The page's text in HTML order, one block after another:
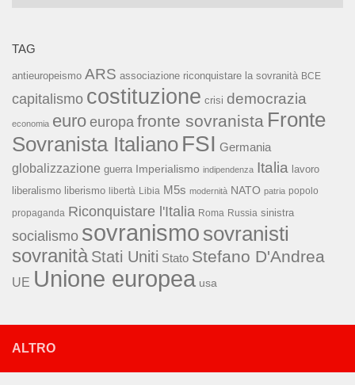
TAG
antieuropeismo ARS associazione riconquistare la sovranità BCE
capitalismo costituzione crisi democrazia
economia euro europa fronte sovranista Fronte
Sovranista Italiano FSI Germania
globalizzazione guerra Imperialismo indipendenza Italia lavoro
liberalismo liberismo libertà Libia M5s modernità NATO patria popolo
propaganda Riconquistare l'Italia Roma Russia sinistra
socialismo sovranismo sovranisti
sovranità Stati Uniti Stato Stefano D'Andrea
UE Unione europea usa
ALTRO